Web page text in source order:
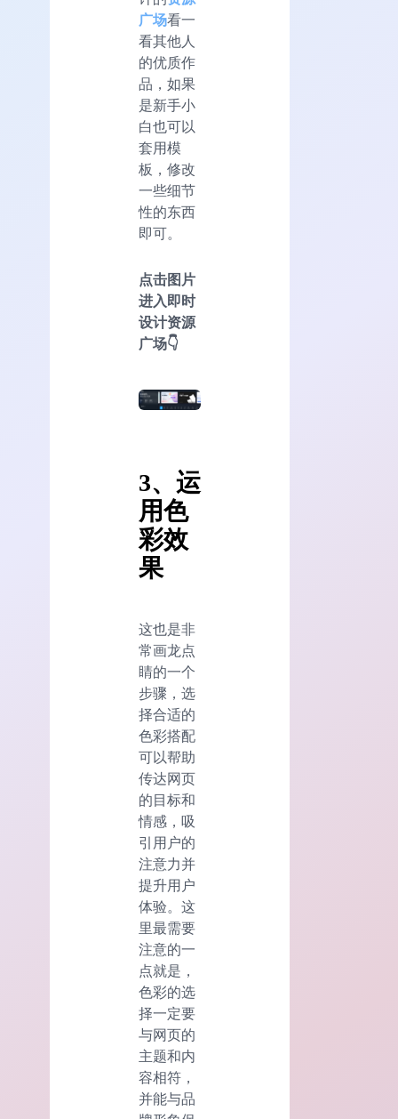
广场看一
看其他人
的优质作
品，如果
是新手小
白也可以
套用模
板，修改
一些细节
性的东西
即可。
点击图片
进入即时
设计资源
广场👇
3、运
用色
彩效
果
这也是非
常画龙点
睛的一个
步骤，选
择合适的
色彩搭配
可以帮助
传达网页
的目标和
情感，吸
引用户的
注意力并
提升用户
体验。这
里最需要
注意的一
点就是，
色彩的选
择一定要
与网页的
主题和内
容相符，
并能与品